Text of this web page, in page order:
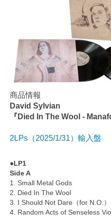
商品情報
David Sylvian
『Died In The Wool -
2LPs（2025/1/31）輸入盤
●LP1
Side A
1. Small Metal Gods
2. Died In The Wool
3. I Should Not Dare（for N.O.）
4. Random Acts of Senseless